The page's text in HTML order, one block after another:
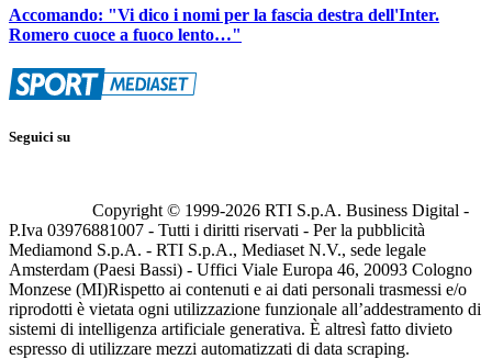
Accomando: "Vi dico i nomi per la fascia destra dell'Inter.
Romero cuoce a fuoco lento…"
Seguici su
Copyright © 1999-2026 RTI S.p.A. Business Digital -
P.Iva 03976881007 - Tutti i diritti riservati - Per la pubblicità
Mediamond S.p.A. - RTI S.p.A., Mediaset N.V., sede legale
Amsterdam (Paesi Bassi) - Uffici Viale Europa 46, 20093 Cologno
Monzese (MI)Rispetto ai contenuti e ai dati personali trasmessi e/o
riprodotti è vietata ogni utilizzazione funzionale all’addestramento di
sistemi di intelligenza artificiale generativa. È altresì fatto divieto
espresso di utilizzare mezzi automatizzati di data scraping.